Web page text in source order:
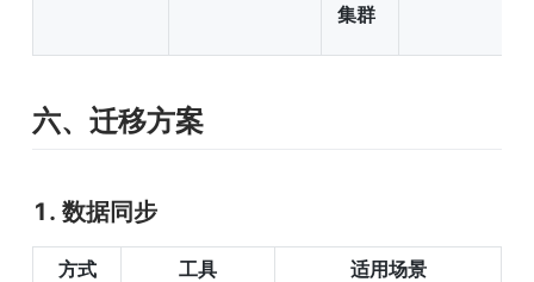
集群
六、迁移方案
1. 数据同步
方式 工具 适用场景